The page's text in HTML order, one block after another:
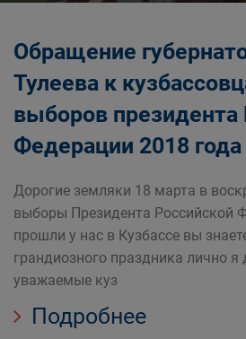
Обращение
Тулеева к
выборов президента
Федерации 2018 года
Дорогие земляки 18 марта в
выборы Президента Российской
прошли у нас в Кузбассе вы
грандиозного праздника лично
уважаемые куз
Подробнее